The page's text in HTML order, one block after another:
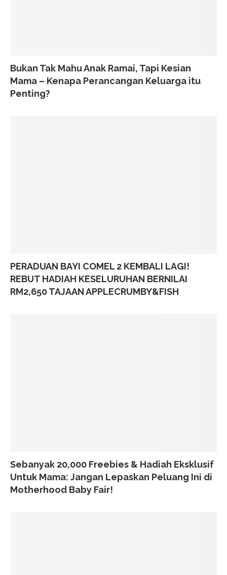
Bukan Tak Mahu Anak Ramai, Tapi Kesian
Mama – Kenapa Perancangan Keluarga itu
Penting?
PERADUAN BAYI COMEL 2 KEMBALI LAGI!
REBUT HADIAH KESELURUHAN BERNILAI
RM2,650 TAJAAN APPLECRUMBY&FISH
Sebanyak 20,000 Freebies & Hadiah Eksklusif
Untuk Mama: Jangan Lepaskan Peluang Ini di
Motherhood Baby Fair!